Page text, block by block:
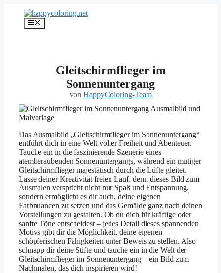
springen
Menü
Gleitschirmflieger im
Sonnenuntergang
von HappyColoring-Team
Das Ausmalbild „Gleitschirmflieger im Sonnenuntergang“
entführt dich in eine Welt voller Freiheit und Abenteuer.
Tauche ein in die faszinierende Szenerie eines
atemberaubenden Sonnenuntergangs, während ein mutiger
Gleitschirmflieger majestätisch durch die Lüfte gleitet.
Lasse deiner Kreativität freien Lauf, denn dieses Bild zum
Ausmalen verspricht nicht nur Spaß und Entspannung,
sondern ermöglicht es dir auch, deine eigenen
Farbnuancen zu setzen und das Gemälde ganz nach deinen
Vorstellungen zu gestalten. Ob du dich für kräftige oder
sanfte Töne entscheidest – jedes Detail dieses spannenden
Motivs gibt dir die Möglichkeit, deine eigenen
schöpferischen Fähigkeiten unter Beweis zu stellen. Also
schnapp dir deine Stifte und tauche ein in die Welt der
Gleitschirmflieger im Sonnenuntergang – ein Bild zum
Nachmalen, das dich inspirieren wird!